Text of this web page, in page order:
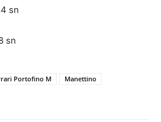
sn
Portofino M
Manettino